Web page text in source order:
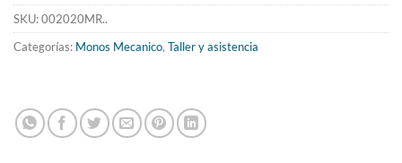
SKU:002020MR..
Categorías: Monos Mecanico, Taller y asistencia